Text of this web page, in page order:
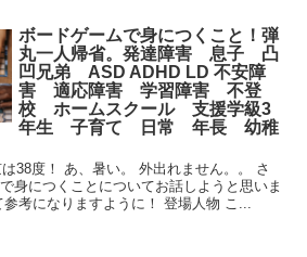
ボードゲームで身につくこと！弾
丸一人帰省。発達障害 息子 凸
凹兄弟 ASD ADHD LD 不安障
害 適応障害 学習障害 不登
校 ホームスクール 支援学級3
年生 子育て 日常 年長 幼稚
38度！ あ、暑い。 外出れません。。 さ
身につくことについてお話しようと思いま
考になりますように！ 登場人物 こ...